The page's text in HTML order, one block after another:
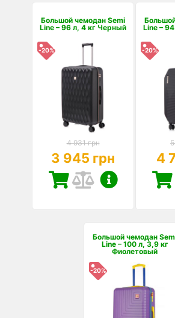
Большой чемодан Semi
Line – 96 л, 4 кг Черный
-20%
4 931 грн
3 945 грн
Line –
-20%
4
Большой чемодан
Line – 100 л, 3,9 кг
Фиолетовый
-20%